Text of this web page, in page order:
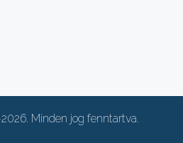
Minden jog fenntartva.